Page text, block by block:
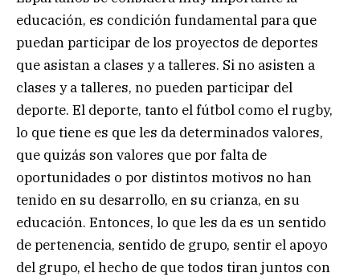
educación, es condición fundamental para que
puedan participar de los proyectos de deportes
que asistan a clases y a talleres. Si no asisten a
clases y a talleres, no pueden participar del
deporte. El deporte, tanto el fútbol como el rugby,
lo que tiene es que les da determinados valores,
que quizás son valores que por falta de
oportunidades o por distintos motivos no han
tenido en su desarrollo, en su crianza, en su
educación. Entonces, lo que les da es un sentido
de pertenencia, sentido de grupo, sentir el apoyo
del grupo, el hecho de que todos tiran juntos con